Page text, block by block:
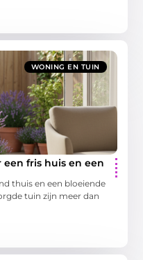
WONING EN TUIN
fris huis en een
thuis en een bloeiende
tuin zijn meer dan